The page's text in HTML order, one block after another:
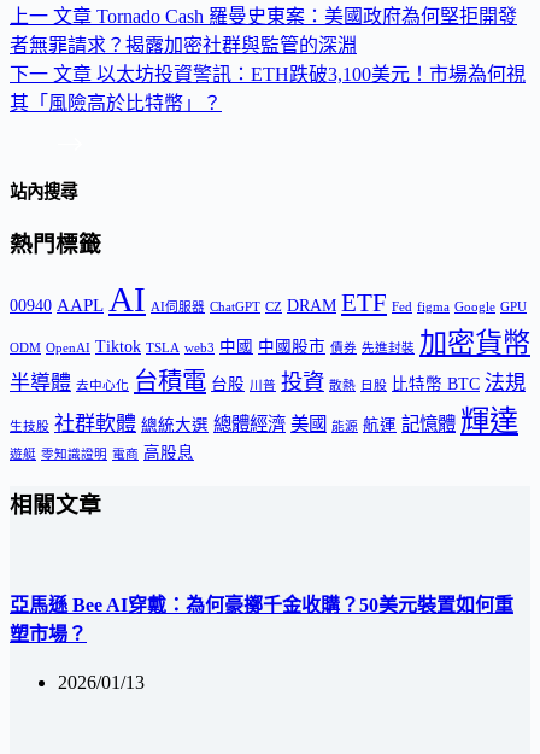
上一 文章 Tornado Cash 羅曼史東案：美國政府為何堅拒開發
者無罪請求？揭露加密社群與監管的深淵
下一 文章 以太坊投資警訊：ETH跌破3,100美元！市場為何視
其「風險高於比特幣」？
站內搜尋
熱門標籤
00940 AAPL AI AI伺服器 ChatGPT CZ DRAM ETF Fed figma Google GPU
ODM OpenAI Tiktok TSLA web3 中國 中國股市 債券 先進封裝 加密貨幣
半導體 去中心化 台積電 台股 川普 投資 散熱 日股 比特幣 BTC 法規
生技股 社群軟體 總統大選 總體經濟 美國 能源 航運 記憶體 輝達
遊艇 零知識證明 電商 高股息
相關文章
亞馬遜 Bee AI穿戴：為何豪擲千金收購？50美元裝置如何重
塑市場？
2026/01/13